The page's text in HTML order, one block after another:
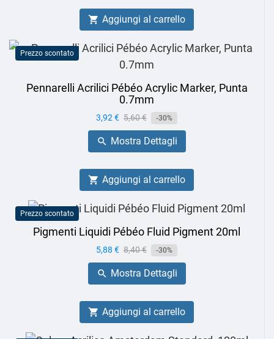
 Aggiungi al carrello
Prezzo scontato
Pennarelli Acrilici Pébéo Acrylic Marker, Punta
0.7mm
Prezzo
3,92 € Prezzo
base
5,60 € -30%
 Mostra Dettagli
 Aggiungi al carrello
Prezzo scontato
Pigmenti Liquidi Pébéo Fluid Pigment 20ml
Prezzo
5,88 € Prezzo
base
8,40 € -30%
 Mostra Dettagli
 Aggiungi al carrello